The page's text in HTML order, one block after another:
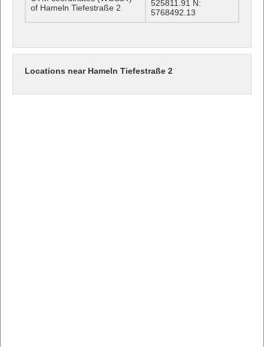
of Hameln Tiefestraße 2
525811.91 N:
5768492.13
Locations near Hameln Tiefestraße 2